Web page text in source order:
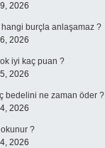
2026
hangi burçla anlaşamaz ?
2026
iyi kaç puan ?
2026
bedelini ne zaman öder ?
2026
?
2026